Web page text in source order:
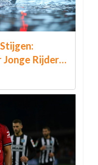
Rijders